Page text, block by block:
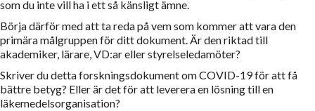
som du inte vill ha i ett så känsligt ämne.
Börja därför med att ta reda på vem som kommer att vara den
primära målgruppen för ditt dokument. Är den riktad till
akademiker, lärare, VD:ar eller styrelseledamöter?
Skriver du detta forskningsdokument om COVID-19 för att få
bättre betyg? Eller är det för att leverera en lösning till en
läkemedelsorganisation?